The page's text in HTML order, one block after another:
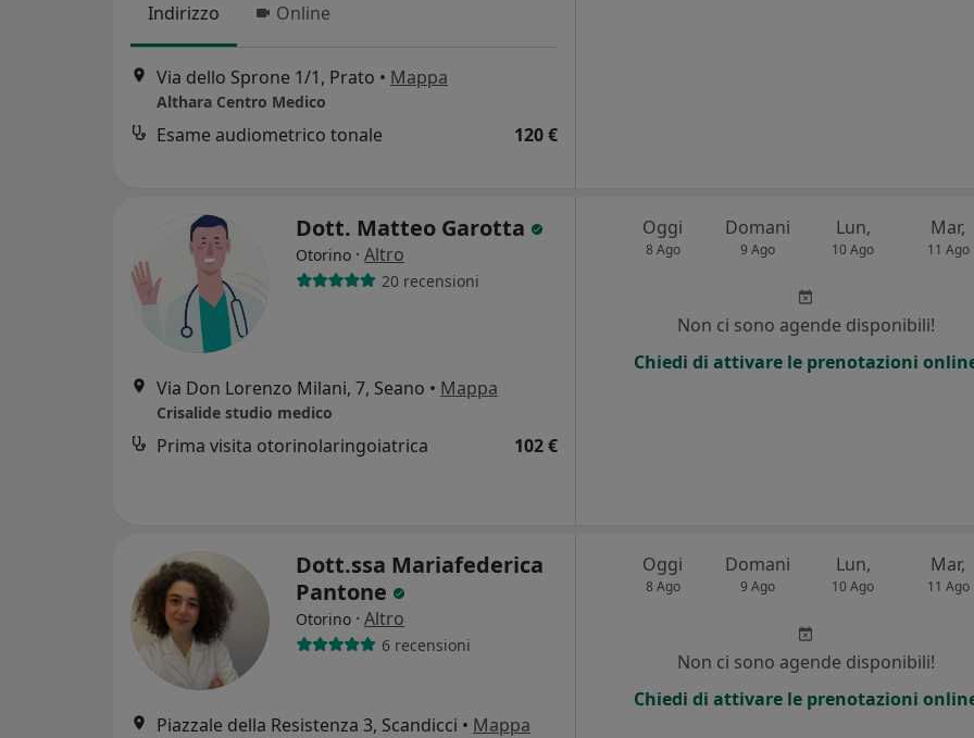
Indirizzo Online
Via dello Sprone 1/1, Prato • Mappa
Althara Centro Medico
Esame audiometrico tonale 120 €
Dott. Matteo Garotta
Otorino · Altro
20 recensioni
Via Don Lorenzo Milani, 7, Seano • Mappa
Crisalide studio medico
Prima visita otorinolaringoiatrica 102 €
Oggi
8 Ago
Domani
9 Ago
Lun,
10 Ago
Mar,
11 Ago
Non ci sono agende disponibili!
Chiedi di attivare le prenotazioni
Dott.ssa Mariafederica
Pantone
Otorino · Altro
6 recensioni
Piazzale della Resistenza 3, Scandicci • Mappa
Oggi
8 Ago
Domani
9 Ago
Lun,
10 Ago
Mar,
11 Ago
Non ci sono agende disponibili!
Chiedi di attivare le prenotazioni